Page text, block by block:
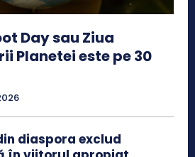
Day sau Ziua
Planetei este pe 30
diaspora exclud